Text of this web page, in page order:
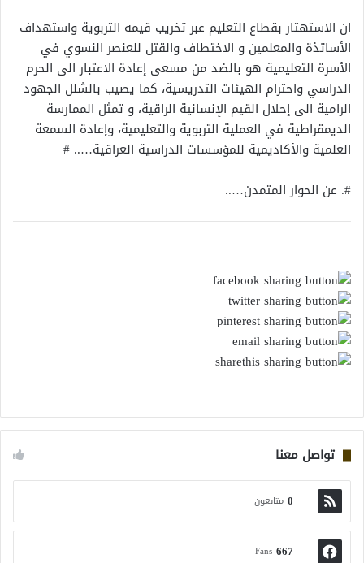
ان الاستهتار بقطاع التعليم عبر تخريب قيمه التربوية واستهداف
الأساتذة والمعلمين و الاختطاف والقتل للعنصر النسوي في
الأسرة التعليمية هو بالضد من مسعى إعادة الاعتبار الى الحرم
الدراسي واحترام الهيئات التدريسية، كما يصيب بالشلل الجهود
الرامية الى إحلال القيم الإنسانية الراقية، و تمثل الممارسة
الديمقراطية في العملية التربوية والتعليمية، وإعادة السمعة
العلمية والأكاديمية للمؤسسات الدراسية العراقية….. #
#. عن الحوار المتمدن…..
تواصل معنا
0 متابعون
667
Fans